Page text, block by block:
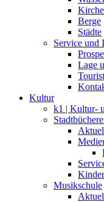
Berge
Städte
Service und
Lage
Kultur
k1 | Kultur-
Musikschule